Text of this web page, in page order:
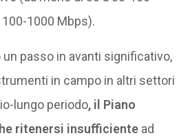
1000 Mbps).
passo in avanti significativo,
in campo in altri settori
lungo periodo, il Piano
ritenersi insufficientead